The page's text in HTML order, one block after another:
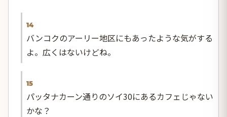
14
バンコクのアーリー地区にもあったような気がする
よ。広くはないけどね。
15
パッタナカーン通りのソイ30にあるカフェじゃない
かな？